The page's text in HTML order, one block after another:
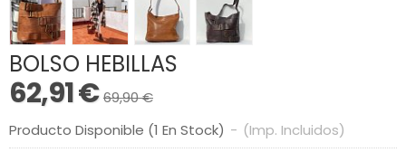
BOLSO HEBILLAS
62,91 €69,90 €
Producto Disponible (1 En Stock) - (Imp. Incluidos)